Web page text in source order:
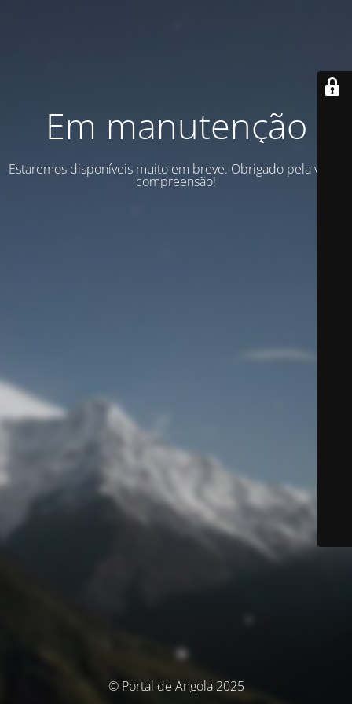
Em manutenção
Estaremos disponíveis muito em breve. Obrigado pela vossa
compreensão!
© Portal de Angola 2025